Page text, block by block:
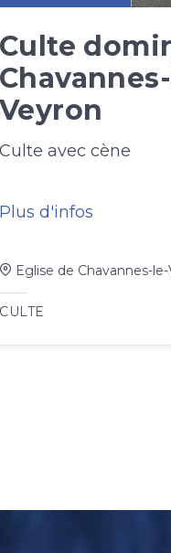
Culte
Veyron
Culte avec cène
Plus d'infos
Eglise de Chavannes-
CULTE